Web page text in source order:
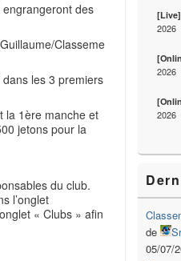
des
Classeme
les 3 premiers
la 1ère manche et
jetons pour la
du club.
l’onglet
« Clubs » afin
2026
2026
2026
de
05/07/